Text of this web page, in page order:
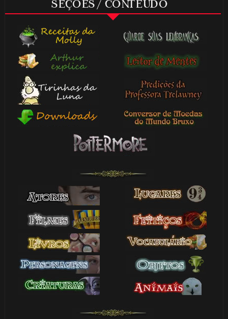
SEÇÕES / CONTEÚDO